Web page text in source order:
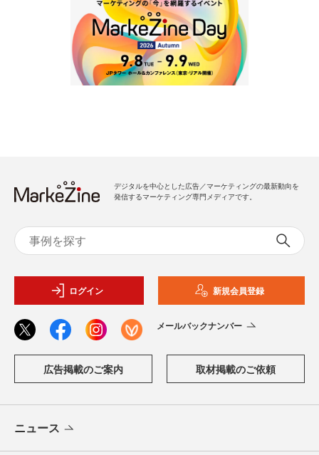
デジタルを中心とした広告／マーケティングの最新動向を
発信するマーケティング専門メディアです。
ログイン 新規会員登録
メールバックナンバー
広告掲載のご案内 取材掲載のご依頼
ニュース